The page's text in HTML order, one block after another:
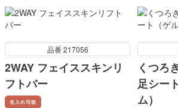
品番 217056
2WAY フェイススキンリ
フトバー
くつろ
足シー
ム）